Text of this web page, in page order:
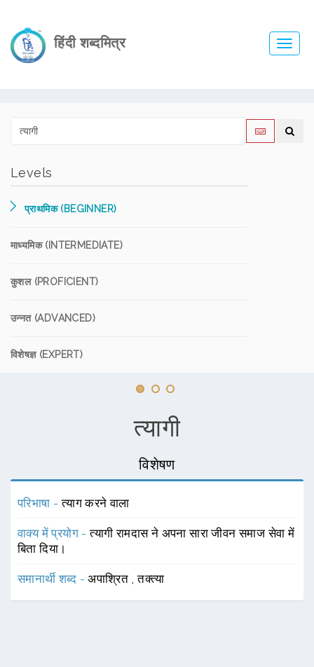
हिंदी शब्दमित्र
Levels
प्राथमिक (BEGINNER)
माध्यमिक (INTERMEDIATE)
कुशल (PROFICIENT)
उन्नत (ADVANCED)
विशेषज्ञ (EXPERT)
त्यागी
विशेषण
परिभाषा -त्याग करने वाला
वाक्य में प्रयोग -त्यागी रामदास ने अपना सारा जीवन समाज सेवा में
बिता दिया।
समानार्थी शब्द -अपाश्रित ,तक्त्या